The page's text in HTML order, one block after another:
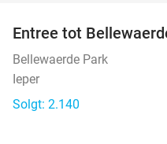
Entree tot
Bellewaerde Park
Ieper
Solgt: 2.140